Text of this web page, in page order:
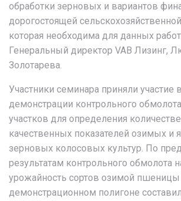
обработки зерновых и вариантов
дорогостоящей
которая необходима для данных
Генеральный директор VAB Лизинг,
Золотарева.
Участники семинара приняли участие
демонстрации контрольного
участков для определения
качественных показателей озимых и
зерновых колосовых культур. По
результатам контрольного обмолота
урожайность сортов озимой
демонстрационном полигоне